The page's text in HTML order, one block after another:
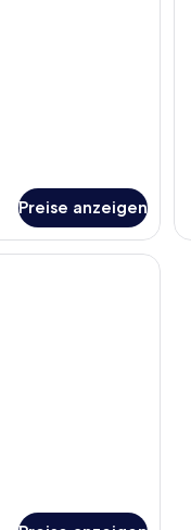
Preise anzeigen
|